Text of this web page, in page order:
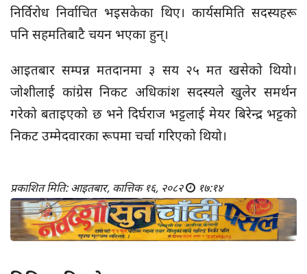
निर्विरोध निर्वाचित भइसकेका थिए। कार्यसमिति सदस्यहरू
पनि सहमतिबाटै चयन भएका हुन्।
आइतबार सम्पन्न मतदानमा ३ सय २५ मत खसेको थियो।
जोशीलाई कांग्रेस निकट अधिकांश सदस्यले खुलेर समर्थन
गरेको बताइएको छ भने दिर्घराज भट्टलाई मेयर बिरेन्द्र भट्टको
निकट उम्मेदवारका रूपमा चर्चा गरिएको थियो।
प्रकाशित मिति: आइतबार, कात्तिक १६, २०८२ १७:१४